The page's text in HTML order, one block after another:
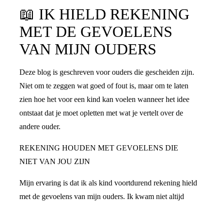
📖 IK HIELD REKENING
MET DE GEVOELENS
VAN MIJN OUDERS
Deze blog is geschreven voor ouders die gescheiden zijn.
Niet om te zeggen wat goed of fout is, maar om te laten
zien hoe het voor een kind kan voelen wanneer het idee
ontstaat dat je moet opletten met wat je vertelt over de
andere ouder.
REKENING HOUDEN MET GEVOELENS DIE
NIET VAN JOU ZIJN
Mijn ervaring is dat ik als kind voortdurend rekening hield
met de gevoelens van mijn ouders. Ik kwam niet altijd